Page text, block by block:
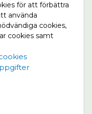
för att förbättra
använda
cookies,
cookies samt
Älvstaden,
där
dubbel storlek, på
Masthuggskajen